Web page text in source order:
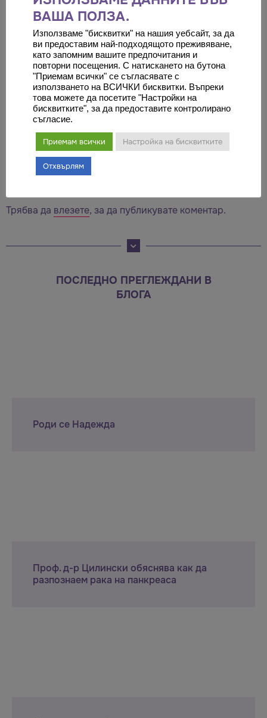
през фейсбук месинджър
Не забравяйте – Ние сме винаги на ваша страна!
екипът на ЗИЦ Медикъл Караджъ
Оставете коментар
Трябва да влезете, за да публикувате коментар.
ПОСЛЕДНО ПРЕГЛЕЖДАНИ В
БЛОГА
Роди се Надежда
Проф. д-р Цилински обяснява как да
разпознаем рака на панкреаса
ВАША ПОЛЗА.
Използваме "бисквитки" на нашия уебсайт, за да
ви предоставим най-подходящото преживяване,
като запомним вашите предпочитания и
повторни посещения. С натискането на бутона
"Приемам всички" се съгласявате с
използването на ВСИЧКИ бисквитки. Въпреки
това можете да посетите "Настройки на
бисквитките", за да предоставите контролирано
съгласие.
Приемам всички Настройка на бисквитките
Отхвърлям